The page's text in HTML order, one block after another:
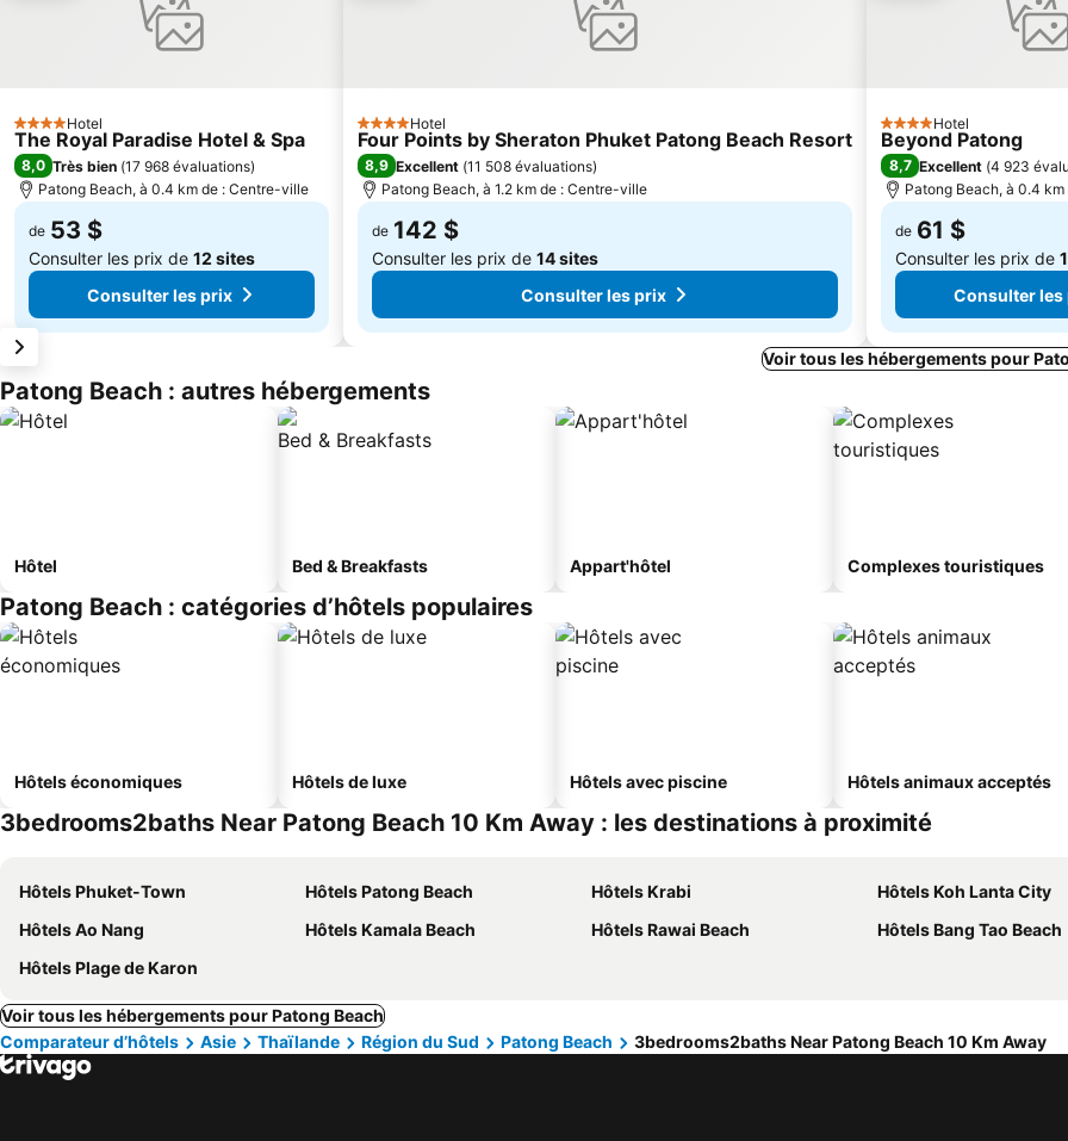
4 ÉtoilesHotel
The Royal Paradise Hotel & Spa
8,0 Très bien (17 968 évaluations)
Patong Beach, à 0.4 km de : Centre-ville
de 53 $
Consulter les prix de 12 sites
Consulter les prix
4 ÉtoilesHotel
Four Points by Sheraton Phuket Patong Beach Resort
8,9 Excellent (11 508 évaluations)
Patong Beach, à 1.2 km de : Centre-ville
de 142 $
Consulter les prix de 14 sites
Consulter les prix
4 ÉtoilesHotel
Beyond Patong
8,7 Excellent (4 923
Patong Beach, à 0.4 km
de 61 $
Consulter les prix de
Consulter les
Voir tous les hébergements pour
Patong Beach : autres hébergements
Hôtel Bed & Breakfasts Appart'hôtel Complexes touristiques
Patong Beach : catégories d’hôtels populaires
Hôtels économiques Hôtels de luxe Hôtels avec piscine Hôtels animaux acceptés
3bedrooms2baths Near Patong Beach 10 Km Away : les destinations à proximité
Hôtels Phuket-Town Hôtels Patong Beach Hôtels Krabi
Hôtels Koh Lanta City
Hôtels Ao Nang
Hôtels Kamala Beach Hôtels Rawai Beach
Hôtels Bang Tao Beach
Hôtels Plage de Karon
Voir tous les hébergements pour Patong Beach
Comparateur d’hôtels
Asie Thaïlande Région du Sud Patong Beach 3bedrooms2baths Near Patong Beach 10 Km Away